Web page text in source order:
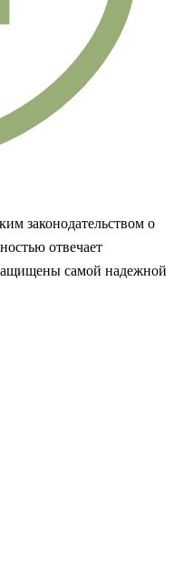
законодательством о
отвечает
самой надежной